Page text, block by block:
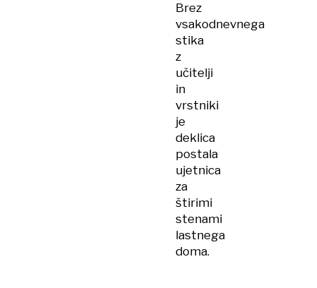
Brez
vsakodnevnega
stika
z
učitelji
in
vrstniki
je
deklica
postala
ujetnica
za
štirimi
stenami
lastnega
doma.